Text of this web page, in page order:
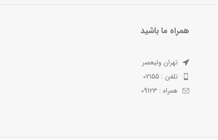
همراه ما باشید
تهران ولیعصر
تلفن : 02155
همراه : 09123